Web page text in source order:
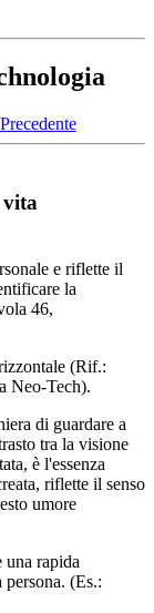
vita
e riflette il
la
46,
(Rif.:
Neo-Tech).
di guardare a
tra la visione
è l'essenza
riflette il senso
umore
una rapida
(Es.: